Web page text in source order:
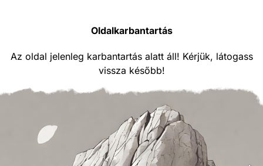
Oldalkarbantartás
Az oldal jelenleg karbantartás alatt áll! Kérjük, látogass
vissza később!